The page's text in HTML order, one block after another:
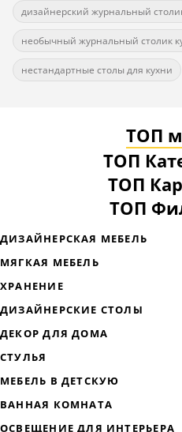
дизайнерский журнальный
необычный журнальный столик
нестандартные столы для кухни
ТОП
ТОП
ТОП
ТОП